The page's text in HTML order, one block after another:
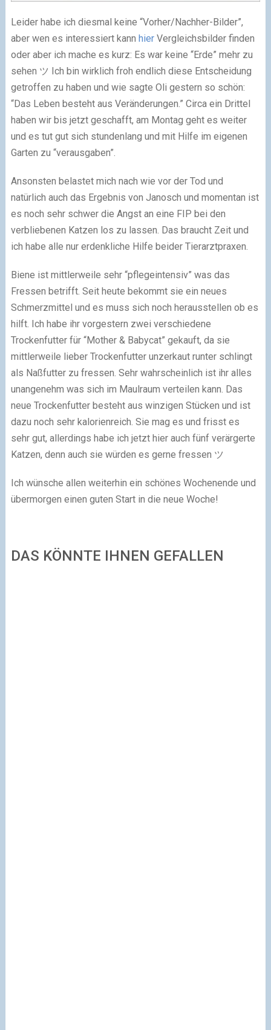
Leider habe ich diesmal keine “Vorher/Nachher-Bilder”,
aber wen es interessiert kann hierVergleichsbilder finden
oder aber ich mache es kurz: Es war keine “Erde” mehr zu
sehen ツ Ich bin wirklich froh endlich diese Entscheidung
getroffen zu haben und wie sagte Oli gestern so schön:
“Das Leben besteht aus Veränderungen.” Circa ein Drittel
haben wir bis jetzt geschafft, am Montag geht es weiter
und es tut gut sich stundenlang und mit Hilfe im eigenen
Garten zu “verausgaben”.
Ansonsten belastet mich nach wie vor der Tod und
natürlich auch das Ergebnis von Janosch und momentan ist
es noch sehr schwer die Angst an eine FIP bei den
verbliebenen Katzen los zu lassen. Das braucht Zeit und
ich habe alle nur erdenkliche Hilfe beider Tierarztpraxen.
Biene ist mittlerweile sehr “pflegeintensiv” was das
Fressen betrifft. Seit heute bekommt sie ein neues
Schmerzmittel und es muss sich noch herausstellen ob es
hilft. Ich habe ihr vorgestern zwei verschiedene
Trockenfutter für “Mother & Babycat” gekauft, da sie
mittlerweile lieber Trockenfutter unzerkaut runter schlingt
als Naßfutter zu fressen. Sehr wahrscheinlich ist ihr alles
unangenehm was sich im Maulraum verteilen kann. Das
neue Trockenfutter besteht aus winzigen Stücken und ist
dazu noch sehr kalorienreich. Sie mag es und frisst es
sehr gut, allerdings habe ich jetzt hier auch fünf verärgerte
Katzen, denn auch sie würden es gerne fressen ツ
Ich wünsche allen weiterhin ein schönes Wochenende und
übermorgen einen guten Start in die neue Woche!
DAS KÖNNTE IHNEN GEFALLEN